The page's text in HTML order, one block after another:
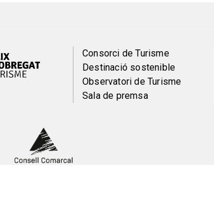
Menú
del
Consorci de Turisme
Destinació sostenible
Observatori de Turisme
Sala de premsa